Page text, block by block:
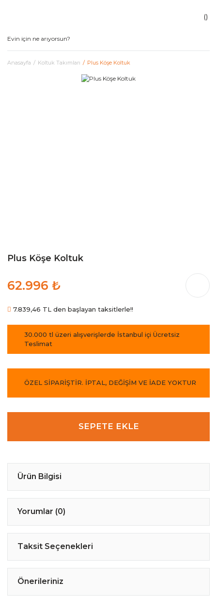
Anasayfa Koltuk Takımları Plus Köşe Koltuk
Plus Köşe Koltuk
62.996 ₺
7.839,46 TL den başlayan taksitlerle!!
30.000 tl üzeri alışverişlerde İstanbul içi Ücretsiz
Teslimat
ÖZEL SİPARİŞTİR. İPTAL, DEĞİŞİM VE İADE YOKTUR
SEPETE EKLE
Ürün Bilgisi
Yorumlar (0)
Taksit Seçenekleri
Önerileriniz